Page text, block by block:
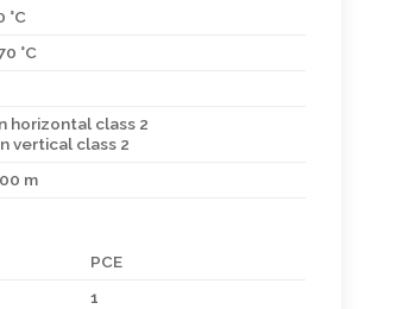
°C
°C
horizontal class 2
vertical class 2
m
PCE
1